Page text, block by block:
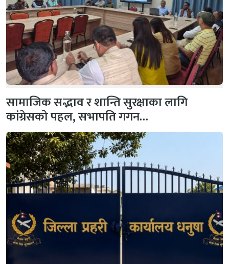
सामाजिक सद्भाव र शान्ति सुरक्षाका लागि
कांग्रेसको पहल, सभापति गगन…